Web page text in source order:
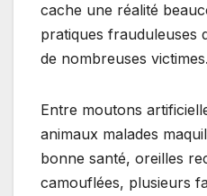
cache une réalité
pratiques frauduleuses
de nombreuses victimes.
Entre moutons
animaux malades
bonne santé, oreilles
camouflées, plusieurs